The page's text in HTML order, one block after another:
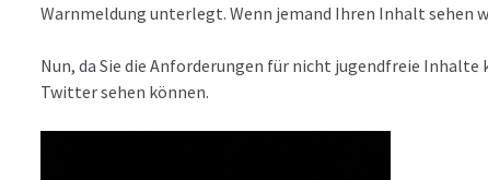
Warnmeldung unterlegt. Wenn jemand Ihren Inhalt sehen
Nun, da Sie die Anforderungen für nicht jugendfreie Inhalte
Twitter sehen können.